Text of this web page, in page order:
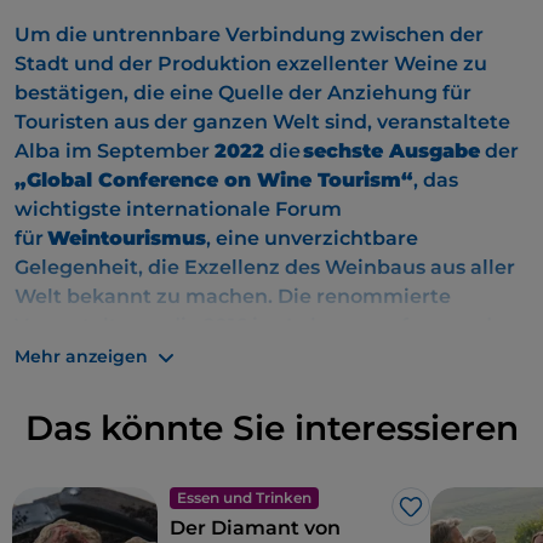
Um die untrennbare Verbindung zwischen der
Stadt und der Produktion exzellenter Weine zu
bestätigen, die eine Quelle der Anziehung für
Touristen aus der ganzen Welt sind, veranstaltete
Alba im September 2022 diesechste Ausgabe der
„Global Conference on Wine Tourism“, das
wichtigste internationale Forum
fürWeintourismus, eine unverzichtbare
Gelegenheit, die Exzellenz des Weinbaus aus aller
Welt bekannt zu machen. Die renommierte
ist ein mit Spannung erwartetes Treffen, das jedes
Tourismus der Vereinten Nationen, organisiert
wird und das darauf abzielt, dieTourismuspolitik
eineverantwortungsvolle Nutzung der Gebiete
ausgerichteten Ansatz zu entwickeln.
Mehr anzeigen
Das könnte Sie interessieren
Essen und Trinken
Like
Der Diamant von